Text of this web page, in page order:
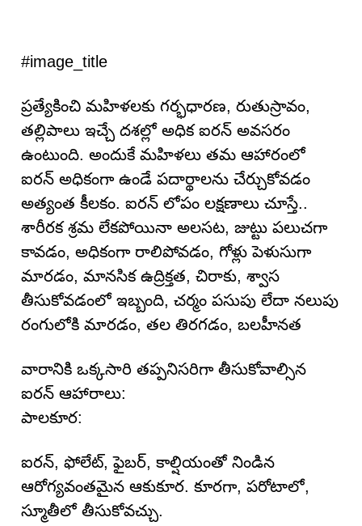
#image_title
ప్రత్యేకించి మహిళలకు గర్భధారణ, రుతుస్రావం,
తల్లిపాలు ఇచ్చే దశల్లో అధిక ఐరన్ అవసరం
ఉంటుంది. అందుకే మహిళలు తమ ఆహారంలో
ఐరన్ అధికంగా ఉండే పదార్థాలను చేర్చుకోవడం
అత్యంత కీలకం. ఐరన్ లోపం లక్షణాలు చూస్తే..
శారీరక శ్రమ లేకపోయినా అలసట, జుట్టు పలుచగా
కావ‌డం, అధికంగా రాలిపోవడం, గోళ్లు పెళుసుగా
మారడం, మానసిక ఉద్రిక్తత, చిరాకు, శ్వాస
తీసుకోవడంలో ఇబ్బంది, చర్మం పసుపు లేదా నలుపు
రంగులోకి మారడం, తల తిరగడం, బలహీనత
వారానికి ఒక్కసారి తప్పనిసరిగా తీసుకోవాల్సిన
ఐరన్ ఆహారాలు:
పాలకూర:
ఐరన్, ఫోలేట్, ఫైబర్, కాల్షియంతో నిండిన
ఆరోగ్యవంతమైన ఆకుకూర. కూరగా, పరోటాలో,
స్మూతీలో తీసుకోవచ్చు.